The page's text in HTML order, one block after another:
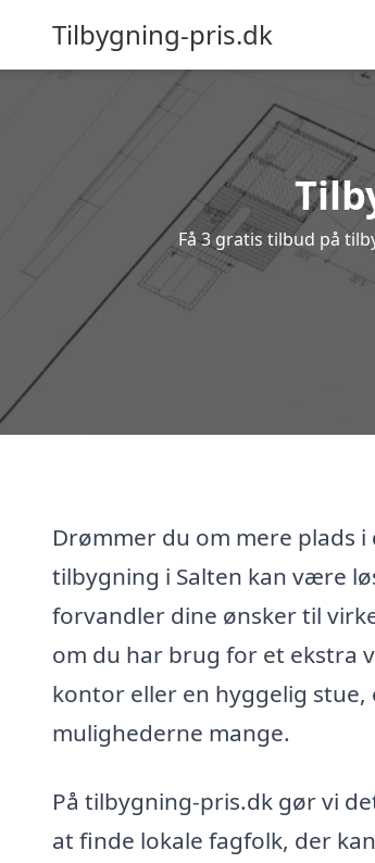
Tilbygning-pris.dk
Få 3 gratis tilbud på
Drømmer du om mere plads i
tilbygning i Salten kan være
forvandler dine ønsker til
om du har brug for et ekstra
kontor eller en hyggelig stue,
mulighederne mange.
På tilbygning-pris.dk gør vi
at finde lokale fagfolk, der